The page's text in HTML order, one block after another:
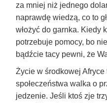
za mniej niż jednego
naprawdę wiedzą, co to
włożyć do garnka. Kiedy
potrzebuje pomocy, bo
bądźcie tacy pewni, że
Życie w środkowej Afryce
społeczeństwa walka o
jedzenie. Jeśli ktoś zje